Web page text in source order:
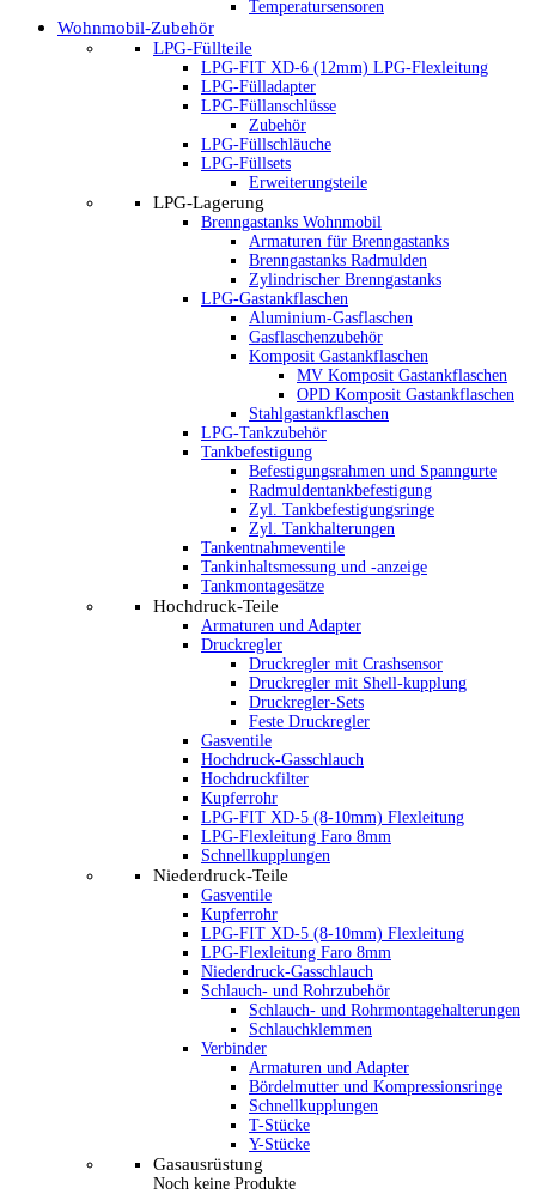
Temperatursensoren
Wohnmobil-Zubehör
LPG-Füllteile
LPG-FIT XD-6 (12mm) LPG-Flexleitung
LPG-Fülladapter
LPG-Füllanschlüsse
Zubehör
LPG-Füllschläuche
LPG-Füllsets
Erweiterungsteile
LPG-Lagerung
Brenngastanks Wohnmobil
Armaturen für Brenngastanks
Brenngastanks Radmulden
Zylindrischer Brenngastanks
LPG-Gastankflaschen
Aluminium-Gasflaschen
Gasflaschenzubehör
Komposit Gastankflaschen
MV Komposit Gastankflaschen
OPD Komposit Gastankflaschen
Stahlgastankflaschen
LPG-Tankzubehör
Tankbefestigung
Befestigungsrahmen und Spanngurte
Radmuldentankbefestigung
Zyl. Tankbefestigungsringe
Zyl. Tankhalterungen
Tankentnahmeventile
Tankinhaltsmessung und -anzeige
Tankmontagesätze
Hochdruck-Teile
Armaturen und Adapter
Druckregler
Druckregler mit Crashsensor
Druckregler mit Shell-kupplung
Druckregler-Sets
Feste Druckregler
Gasventile
Hochdruck-Gasschlauch
Hochdruckfilter
Kupferrohr
LPG-FIT XD-5 (8-10mm) Flexleitung
LPG-Flexleitung Faro 8mm
Schnellkupplungen
Niederdruck-Teile
Gasventile
Kupferrohr
LPG-FIT XD-5 (8-10mm) Flexleitung
LPG-Flexleitung Faro 8mm
Niederdruck-Gasschlauch
Schlauch- und Rohrzubehör
Schlauch- und Rohrmontagehalterungen
Schlauchklemmen
Verbinder
Armaturen und Adapter
Bördelmutter und Kompressionsringe
Schnellkupplungen
T-Stücke
Y-Stücke
Gasausrüstung
Noch keine Produkte